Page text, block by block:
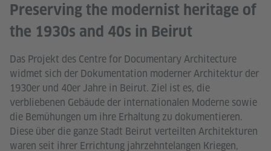
Preserving the modernist heritage of
the 1930s and 40s in Beirut
Das Projekt des Centre for Documentary Architecture
widmet sich der Dokumentation moderner Architektur der
1930er und 40er Jahre in Beirut. Ziel ist es, die
verbliebenen Gebäude der internationalen Moderne sowie
die Bemühungen um ihre Erhaltung zu dokumentieren.
Diese über die ganze Stadt Beirut verteilten Architekturen
waren seit ihrer Errichtung jahrzehntelangen Kriegen,